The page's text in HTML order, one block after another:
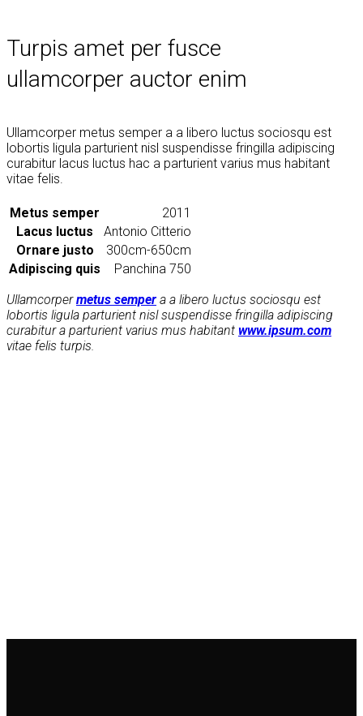
Turpis amet per fusce
ullamcorper auctor enim
Ullamcorper metus semper a a libero luctus sociosqu est
lobortis ligula parturient nisl suspendisse fringilla adipiscing
curabitur lacus luctus hac a parturient varius mus habitant
vitae felis.
Metus semper
2011
Lacus luctus
Antonio Citterio
Ornare justo
300cm-650cm
Adipiscing quis
Panchina 750
Ullamcorpermetus semper a a libero luctus sociosqu est
lobortis ligula parturient nisl suspendisse fringilla adipiscing
curabitur a parturient varius mus habitant www.ipsum.com
vitae felis turpis.